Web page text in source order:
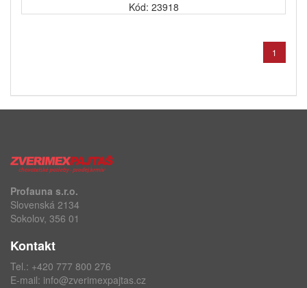
Kód: 23918
1
Profauna s.r.o.
Slovenská 2134
Sokolov, 356 01
Kontakt
Tel.: +420 777 800 276
E-mail: info@zverimexpajtas.cz